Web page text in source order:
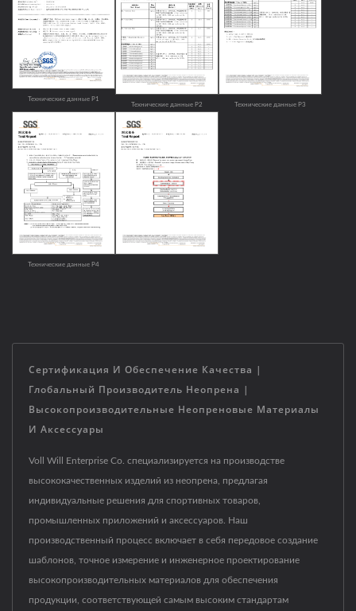
Технические данные P1
Технические данные P2
Технические данные P3
Технические данные P4
Сертификация И Обеспечение Качества |
Глобальный Производитель Неопрена |
Высокопроизводительные Неопреновые Материалы
И Аксессуары
Voll Will Enterprise Co. специализируется на производстве
высококачественных изделий из неопрена, предлагая
индивидуальные решения для спортивных товаров,
промышленных приложений и аксессуаров. Наш
производственный процесс включает в себя передовое создание
шаблонов, точное измерение и инженерное проектирование
высокопроизводительных материалов для обеспечения
продукции, соответствующей самым высоким стандартам